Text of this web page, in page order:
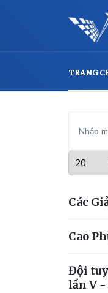
TRANG
Hiển thị #
Các
Cao
Đội
lần V -